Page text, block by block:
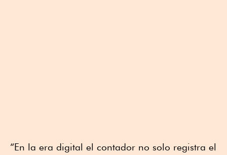
“En la era digital el contador no solo registra el